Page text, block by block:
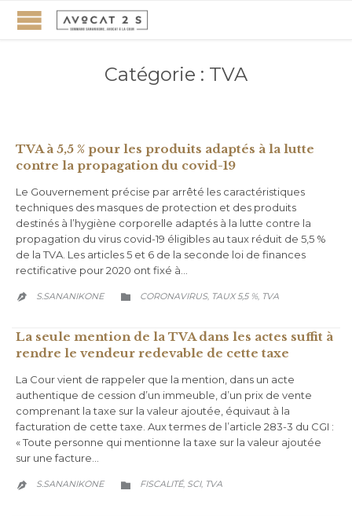
Catégorie : TVA
TVA à 5,5 % pour les produits adaptés à la lutte
contre la propagation du covid-19
Le Gouvernement précise par arrêté les caractéristiques
techniques des masques de protection et des produits
destinés à l’hygiène corporelle adaptés à la lutte contre la
propagation du virus covid-19 éligibles au taux réduit de 5,5 %
de la TVA. Les articles 5 et 6 de la seconde loi de finances
rectificative pour 2020 ont fixé à…
 S.SANANIKONE  CATEGORY
CORONAVIRUS, TAUX 5,5 %, TVA
La seule mention de la TVA dans les actes suffit à
rendre le vendeur redevable de cette taxe
La Cour vient de rappeler que la mention, dans un acte
authentique de cession d’un immeuble, d’un prix de vente
comprenant la taxe sur la valeur ajoutée, équivaut à la
facturation de cette taxe. Aux termes de l’article 283-3 du CGI :
« Toute personne qui mentionne la taxe sur la valeur ajoutée
sur une facture…
 S.SANANIKONE  CATEGORY
FISCALITÉ, SCI, TVA